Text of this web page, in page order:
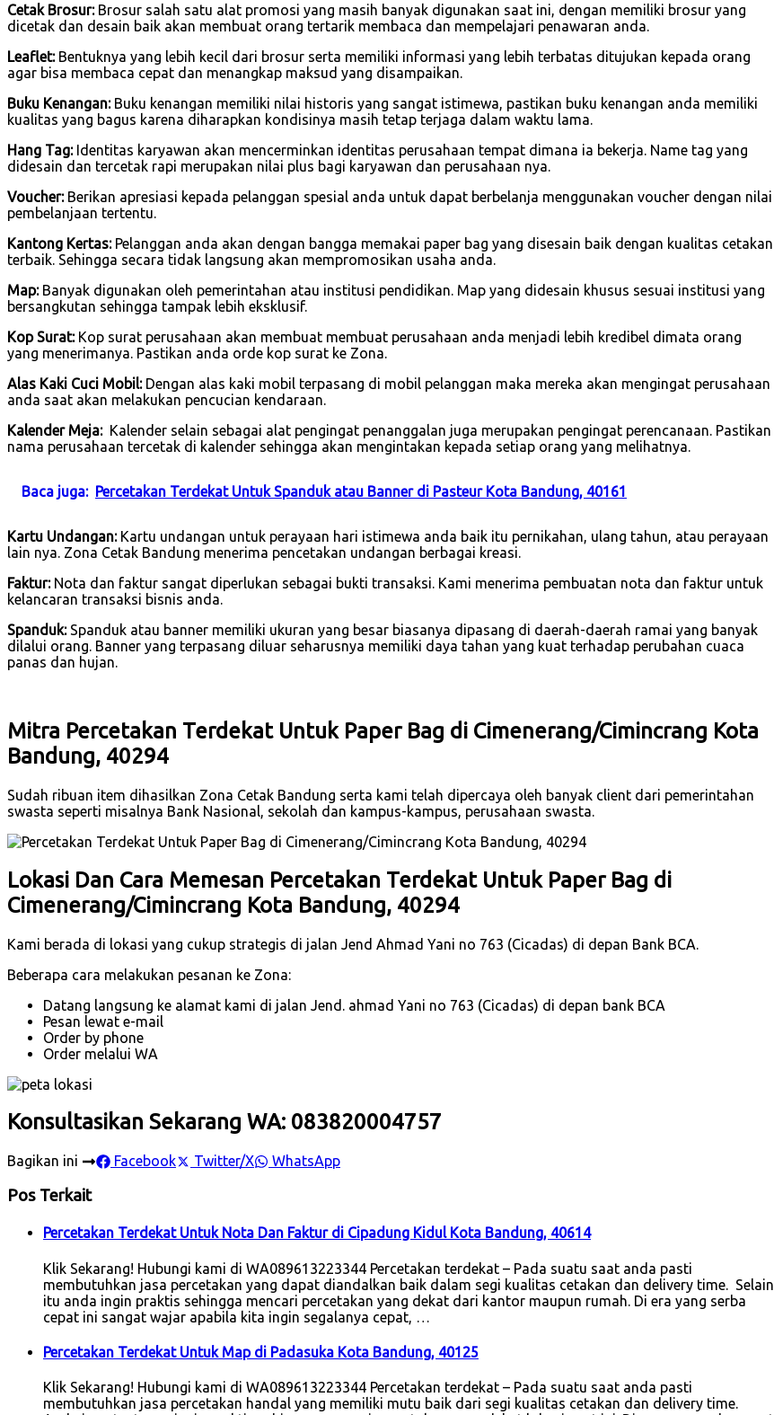
Cetak Brosur:Brosur salah satu alat promosi yang masih banyak digunakan saat ini, dengan memiliki brosur yang
dicetak dan desain baik akan membuat orang tertarik membaca dan mempelajari penawaran anda.
Leaflet:Bentuknya yang lebih kecil dari brosur serta memiliki informasi yang lebih terbatas ditujukan kepada orang
agar bisa membaca cepat dan menangkap maksud yang disampaikan.
Buku Kenangan:Buku kenangan memiliki nilai historis yang sangat istimewa, pastikan buku kenangan anda memiliki
kualitas yang bagus karena diharapkan kondisinya masih tetap terjaga dalam waktu lama.
Hang Tag:Identitas karyawan akan mencerminkan identitas perusahaan tempat dimana ia bekerja. Name tag yang
didesain dan tercetak rapi merupakan nilai plus bagi karyawan dan perusahaan nya.
Voucher:Berikan apresiasi kepada pelanggan spesial anda untuk dapat berbelanja menggunakan voucher dengan nilai
pembelanjaan tertentu.
Kantong Kertas:Pelanggan anda akan dengan bangga memakai paper bag yang disesain baik dengan kualitas cetakan
terbaik. Sehingga secara tidak langsung akan mempromosikan usaha anda.
Map:Banyak digunakan oleh pemerintahan atau institusi pendidikan. Map yang didesain khusus sesuai institusi yang
bersangkutan sehingga tampak lebih eksklusif.
Kop Surat:Kop surat perusahaan akan membuat membuat perusahaan anda menjadi lebih kredibel dimata orang
yang menerimanya. Pastikan anda orde kop surat ke Zona.
Alas Kaki Cuci Mobil:Dengan alas kaki mobil terpasang di mobil pelanggan maka mereka akan mengingat perusahaan
anda saat akan melakukan pencucian kendaraan.
Kalender Meja:Kalender selain sebagai alat pengingat penanggalan juga merupakan pengingat perencanaan. Pastikan
nama perusahaan tercetak di kalender sehingga akan mengintakan kepada setiap orang yang melihatnya.
Baca juga: Percetakan Terdekat Untuk Spanduk atau Banner di Pasteur Kota Bandung, 40161
Kartu Undangan:Kartu undangan untuk perayaan hari istimewa anda baik itu pernikahan, ulang tahun, atau perayaan
lain nya. Zona Cetak Bandung menerima pencetakan undangan berbagai kreasi.
Faktur:Nota dan faktur sangat diperlukan sebagai bukti transaksi. Kami menerima pembuatan nota dan faktur untuk
kelancaran transaksi bisnis anda.
Spanduk:Spanduk atau banner memiliki ukuran yang besar biasanya dipasang di daerah-daerah ramai yang banyak
dilalui orang. Banner yang terpasang diluar seharusnya memiliki daya tahan yang kuat terhadap perubahan cuaca
panas dan hujan.
Mitra Percetakan Terdekat Untuk Paper Bag di Cimenerang/Cimincrang Kota
Bandung, 40294
Sudah ribuan item dihasilkan Zona Cetak Bandung serta kami telah dipercaya oleh banyak client dari pemerintahan
swasta seperti misalnya Bank Nasional, sekolah dan kampus-kampus, perusahaan swasta.
Lokasi Dan Cara Memesan Percetakan Terdekat Untuk Paper Bag di
Cimenerang/Cimincrang Kota Bandung, 40294
Kami berada di lokasi yang cukup strategis di jalan Jend Ahmad Yani no 763 (Cicadas) di depan Bank BCA.
Beberapa cara melakukan pesanan ke Zona:
Datang langsung ke alamat kami di jalan Jend. ahmad Yani no 763 (Cicadas) di depan bank BCA
Pesan lewat e-mail
Order by phone
Order melalui WA
Konsultasikan Sekarang WA: 083820004757
Bagikan ini Facebook Twitter/X WhatsApp
Pos Terkait
Percetakan Terdekat Untuk Nota Dan Faktur di Cipadung Kidul Kota Bandung, 40614
Klik Sekarang! Hubungi kami di WA089613223344 Percetakan terdekat – Pada suatu saat anda pasti
membutuhkan jasa percetakan yang dapat diandalkan baik dalam segi kualitas cetakan dan delivery time. Selain
itu anda ingin praktis sehingga mencari percetakan yang dekat dari kantor maupun rumah. Di era yang serba
cepat ini sangat wajar apabila kita ingin segalanya cepat, …
Percetakan Terdekat Untuk Map di Padasuka Kota Bandung, 40125
Klik Sekarang! Hubungi kami di WA089613223344 Percetakan terdekat – Pada suatu saat anda pasti
membutuhkan jasa percetakan handal yang memiliki mutu baik dari segi kualitas cetakan dan delivery time.